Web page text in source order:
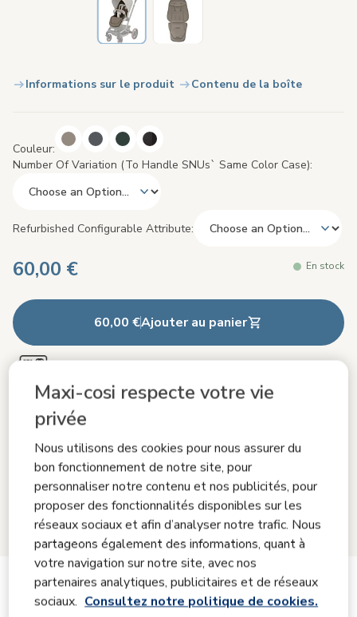
Maxi-cosi respecte votre vie
privée
Nous utilisons des cookies pour nous assurer du
bon fonctionnement de notre site, pour
personnaliser notre contenu et nos publicités, pour
proposer des fonctionnalités disponibles sur les
réseaux sociaux et afin d’analyser notre trafic. Nous
partageons également des informations, quant à
votre navigation sur notre site, avec nos
partenaires analytiques, publicitaires et de réseaux
sociaux. Consultez notre politique de cookies.
Informations sur le produit Contenu de la boîte
Couleur
Number Of Variation (to Handle SNUs` Same Color Case)
Refurbished Configurable Attribute
60,00 € En stock
60,00 €Ajouter au panier
Livraison offerte dès €50
Livraison sous 2 à 3 jours ouvrables
Retour gratuit dans les 100 jours
Garantie incluse de 24 mois
Voir plus d'informations sur le
produit